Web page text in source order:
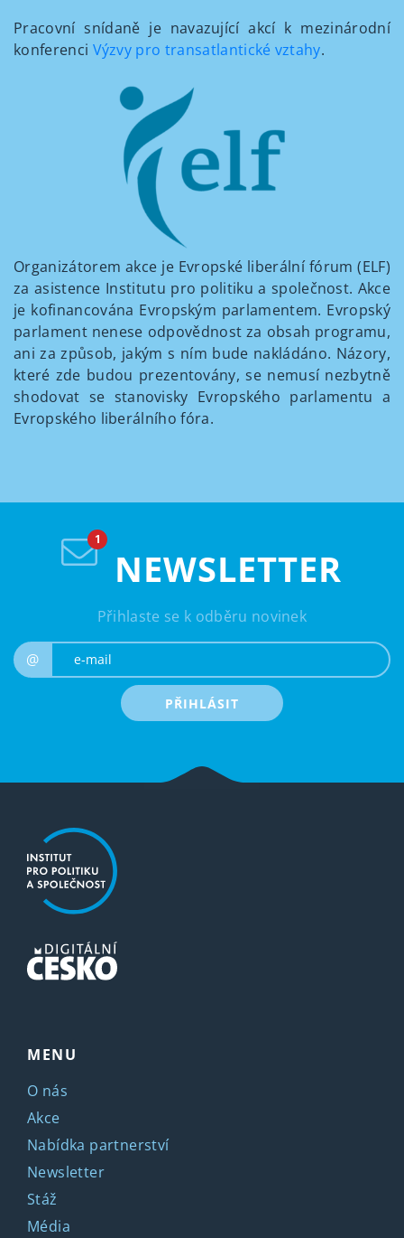
Pracovní snídaně je navazující akcí k mezinárodní
konferenci Výzvy pro transatlantické vztahy.
Organizátorem akce je Evropské liberální fórum (ELF)
za asistence Institutu pro politiku a společnost. Akce
je kofinancována Evropským parlamentem. Evropský
parlament nenese odpovědnost za obsah programu,
ani za způsob, jakým s ním bude nakládáno. Názory,
které zde budou prezentovány, se nemusí nezbytně
shodovat se stanovisky Evropského parlamentu a
Evropského liberálního fóra.
NEWSLETTER
Přihlaste se k odběru novinek
@
PŘIHLÁSIT
MENU
O nás
Akce
Nabídka partnerství
Newsletter
Stáž
Média